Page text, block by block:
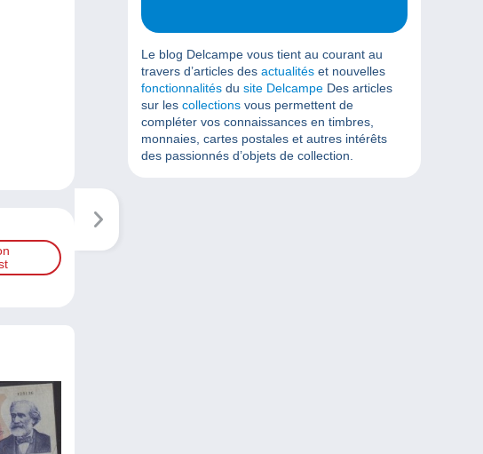
Le blog Delcampe vous tient au courant au
travers d’articles des actualités et nouvelles
fonctionnalités du site Delcampe Des articles
sur les collections vous permettent de
compléter vos connaissances en timbres,
monnaies, cartes postales et autres intérêts
des passionnés d’objets de collection.